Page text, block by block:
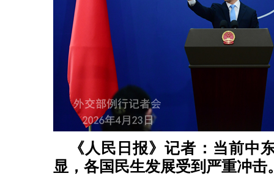
《人民日报》记者：当前中
显，各国民生发展受到严重冲